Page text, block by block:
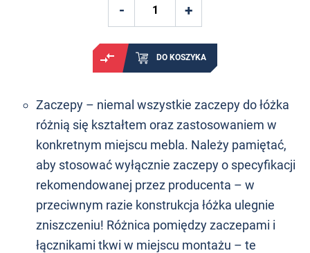
DO KOSZYKA
Zaczepy – niemal wszystkie zaczepy do łóżka
różnią się kształtem oraz zastosowaniem w
konkretnym miejscu mebla. Należy pamiętać,
aby stosować wyłącznie zaczepy o specyfikacji
rekomendowanej przez producenta – w
przeciwnym razie konstrukcja łóżka ulegnie
zniszczeniu! Różnica pomiędzy zaczepami i
łącznikami tkwi w miejscu montażu – te